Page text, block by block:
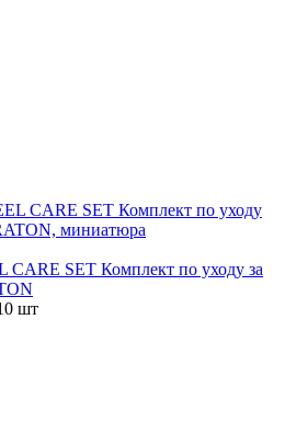
SET Комплект по уходу за
шт